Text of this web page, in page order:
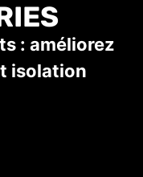
: améliorez
isolation